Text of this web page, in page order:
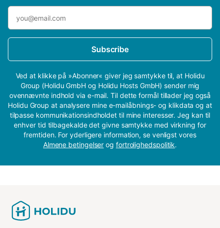
Subscribe
Ved at klikke på »Abonner« giver jeg samtykke til, at Holidu
Group (Holidu GmbH og Holidu Hosts GmbH) sender mig
ovennævnte indhold via e-mail. Til dette formål tillader jeg også
Holidu Group at analysere mine e-mailåbnings- og klikdata og at
tilpasse kommunikationsindholdet til mine interesser. Jeg kan til
enhver tid tilbagekalde det givne samtykke med virkning for
fremtiden. For yderligere information, se venligst vores
Almene betingelser og fortrolighedspolitik.